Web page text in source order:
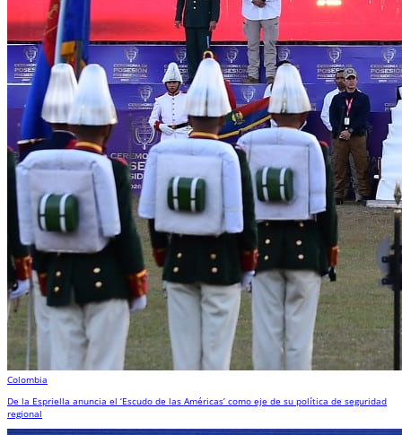
Colombia
De la Espriella anuncia el ‘Escudo de las Américas’ como eje de su política de seguridad
regional